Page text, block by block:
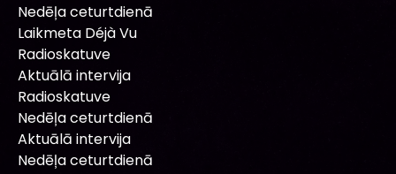
Nedēļa ceturtdienā
Laikmeta Déjà Vu
Radioskatuve
Aktuālā intervija
Radioskatuve
Nedēļa ceturtdienā
Aktuālā intervija
Nedēļa ceturtdienā